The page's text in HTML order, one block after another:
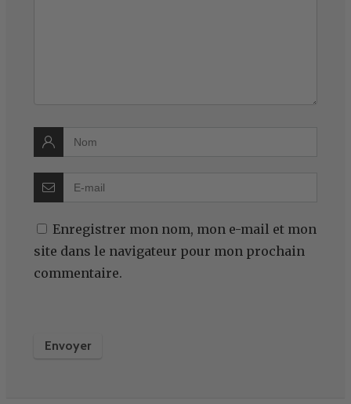
Enregistrer mon nom, mon e-mail et mon
site dans le navigateur pour mon prochain
commentaire.